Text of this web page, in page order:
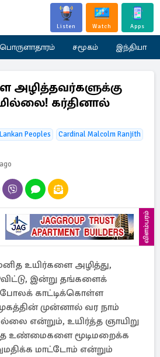
Listen Watch Apps
பொருளாதாரம் சமூகம் இந்தியா
அழித்தவர்களுக்கு
கர்தினால்
Peoples
Cardinal Malcolm Ranjith
விளம்பரம்
உயிர்களை அழித்து,
இன்று தங்களைக்
காட்டிக்கொள்ள
முன்னால் வர நாம்
என்றும், உயிர்த்த ஞாயிறு
உண்மைகளை மூடிமறைக்க
மாட்டோம் என்றும்